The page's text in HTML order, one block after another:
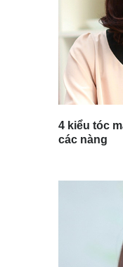
4 kiểu tóc
các nàng